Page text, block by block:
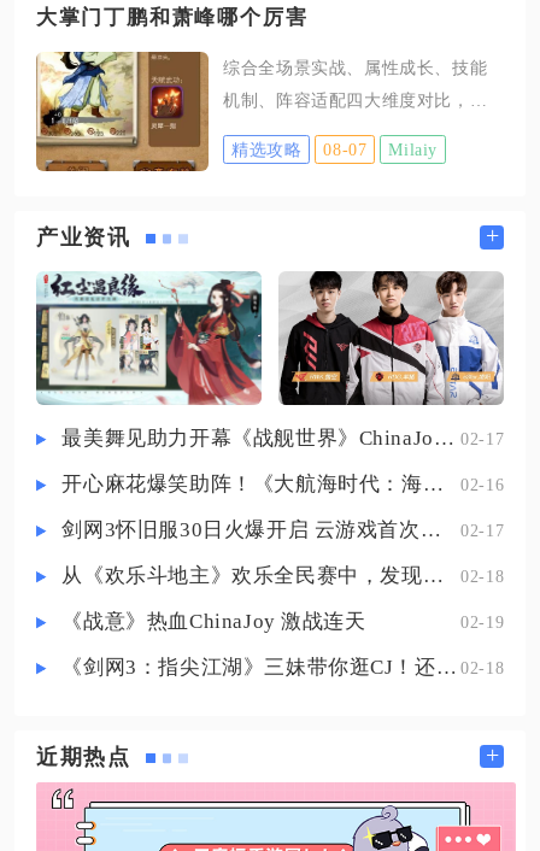
多余卡牌只能走第三方收藏渠道，
不存在游戏内点对点邮寄或者金币
置换的途径。想要顺利把谜境卡片
有等
逻、置业、资源收集等全部城内玩
提升至32级解锁，在游戏主界面点
击下方征战按钮，展开侧边菜单栏
后选中领地攻讨选项，就能打开城
BOSS，通关该城池关卡，解锁图标
之后，点击城池图标即可进入城
内，派遣武将开启巡逻挂机模式。
大掌门丁鹏和萧峰哪个厉害
综合全场景实战、属性成长、技能
机制、阵容适配四大维度对比，大
掌门原版萧峰整体实力强于丁鹏，
丁鹏仅在流血特化体系、单点持续
性、推图、血战、论剑多模式对局
容。先从基础四维成长与缘分体系
拆解二者差距，萧峰作为老牌甲级
全能弟子，初始总属性与等级成长
总值稳居甲级前五，血、攻、防、
内四项数值均衡无明显短板，101级
组易激活的缘分羁绊，天龙三兄弟
上阵提升高额气血，装备打狗棍直
精选攻略 08-07 Milaiy
产业资讯 +
最美舞见助力开幕《战舰世界》ChinaJoy首日精彩碰撞 02-17
开心麻花爆笑助阵！《大航海时代：海上霸主》亮相China Joy 02-16
剑网3怀旧服30日火爆开启 云游戏首次亮相CJ打造舒适畅玩体验 02-17
从《欢乐斗地主》欢乐全民赛中，发现拓盘全民电竞的新蓝海 02-18
《战意》热血ChinaJoy 激战连天 02-19
《剑网3：指尖江湖》三妹带你逛CJ！还有惊喜嘉宾现场约定你！ 02-18
近期热点 +